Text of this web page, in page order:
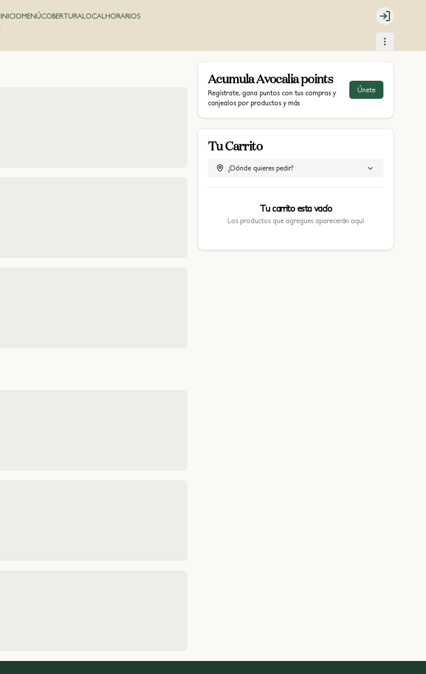
INICIOMENÚCOBERTURALOCAL HORARIOS
Login
AcumulaAvocalia points
Regístrate, gana puntos con tus compras y
canjealos por productos y más
Únete
Tu Carrito
¿Dónde quieres pedir?
Tu carrito esta vacío
Los productos que agregues aparecerán aquí